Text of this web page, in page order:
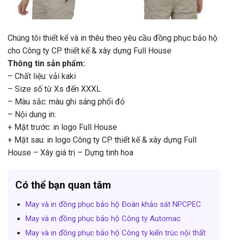
Chúng tôi thiết kế và in thêu theo yêu cầu đồng phục bảo hộ
cho Công ty CP thiết kế & xây dựng Full House
Thông tin sản phẩm:
– Chất liệu: vải kaki
– Size số từ Xs đến XXXL
– Màu sắc: màu ghi sáng phối đỏ
– Nội dung in:
+ Mặt trước: in logo Full House
+ Mặt sau: in logo Công ty CP thiết kế & xây dựng Full
House – Xây giá trị – Dựng tinh hoa
Có thể bạn quan tâm
May và in đồng phục bảo hộ Đoàn khảo sát NPCPEC
May và in đồng phục bảo hộ Công ty Automac
May và in đồng phục bảo hộ Công ty kiến trúc nội thất